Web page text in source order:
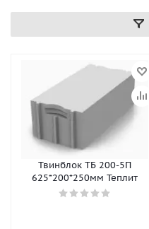
Твинблок ТБ 200-5П
625*200*250мм Теплит